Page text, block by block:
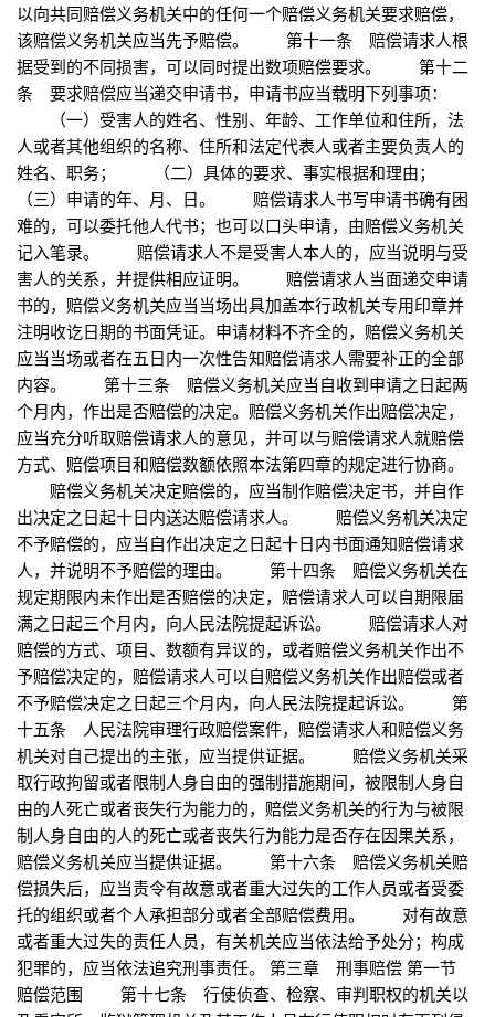
以向共同赔偿义务机关中的任何一个赔偿义务机关要求赔偿，
该赔偿义务机关应当先予赔偿。 第十一条 赔偿请求人根
据受到的不同损害，可以同时提出数项赔偿要求。 第十二
条 要求赔偿应当递交申请书，申请书应当载明下列事项：
（一）受害人的姓名、性别、年龄、工作单位和住所，法
人或者其他组织的名称、住所和法定代表人或者主要负责人的
姓名、职务； （二）具体的要求、事实根据和理由；
（三）申请的年、月、日。 赔偿请求人书写申请书确有困
难的，可以委托他人代书；也可以口头申请，由赔偿义务机关
记入笔录。 赔偿请求人不是受害人本人的，应当说明与受
害人的关系，并提供相应证明。 赔偿请求人当面递交申请
书的，赔偿义务机关应当当场出具加盖本行政机关专用印章并
注明收讫日期的书面凭证。申请材料不齐全的，赔偿义务机关
应当当场或者在五日内一次性告知赔偿请求人需要补正的全部
内容。 第十三条 赔偿义务机关应当自收到申请之日起两
个月内，作出是否赔偿的决定。赔偿义务机关作出赔偿决定，
应当充分听取赔偿请求人的意见，并可以与赔偿请求人就赔偿
方式、赔偿项目和赔偿数额依照本法第四章的规定进行协商。
赔偿义务机关决定赔偿的，应当制作赔偿决定书，并自作
出决定之日起十日内送达赔偿请求人。 赔偿义务机关决定
不予赔偿的，应当自作出决定之日起十日内书面通知赔偿请求
人，并说明不予赔偿的理由。 第十四条 赔偿义务机关在
规定期限内未作出是否赔偿的决定，赔偿请求人可以自期限届
满之日起三个月内，向人民法院提起诉讼。 赔偿请求人对
赔偿的方式、项目、数额有异议的，或者赔偿义务机关作出不
予赔偿决定的，赔偿请求人可以自赔偿义务机关作出赔偿或者
不予赔偿决定之日起三个月内，向人民法院提起诉讼。 第
十五条 人民法院审理行政赔偿案件，赔偿请求人和赔偿义务
机关对自己提出的主张，应当提供证据。 赔偿义务机关采
取行政拘留或者限制人身自由的强制措施期间，被限制人身自
由的人死亡或者丧失行为能力的，赔偿义务机关的行为与被限
制人身自由的人的死亡或者丧失行为能力是否存在因果关系，
赔偿义务机关应当提供证据。 第十六条 赔偿义务机关赔
偿损失后，应当责令有故意或者重大过失的工作人员或者受委
托的组织或者个人承担部分或者全部赔偿费用。 对有故意
或者重大过失的责任人员，有关机关应当依法给予处分；构成
犯罪的，应当依法追究刑事责任。 第三章 刑事赔偿 第一节
赔偿范围 第十七条 行使侦查、检察、审判职权的机关以